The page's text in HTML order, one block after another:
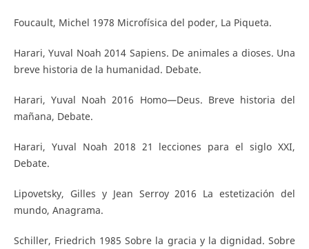
Foucault, Michel 1978 Microfísica del poder, La Piqueta.
Harari, Yuval Noah 2014 Sapiens. De animales a dioses. Una
breve historia de la humanidad. Debate.
Harari, Yuval Noah 2016 Homo—Deus. Breve historia del
mañana, Debate.
Harari, Yuval Noah 2018 21 lecciones para el siglo XXI,
Debate.
Lipovetsky, Gilles y Jean Serroy 2016 La estetización del
mundo, Anagrama.
Schiller, Friedrich 1985 Sobre la gracia y la dignidad. Sobre